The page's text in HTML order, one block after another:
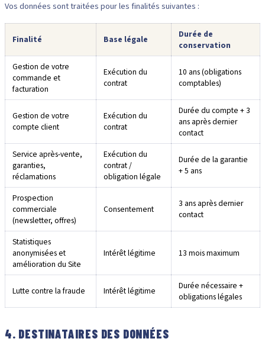
Vos données sont traitées pour les finalités suivantes :
Finalité Base légale
Durée de
conservation
Gestion de votre
commande et
facturation
Exécution du
contrat
10 ans (obligations
comptables)
Gestion de votre
compte client
Exécution du
contrat
Durée du compte + 3
ans après dernier
contact
Service après-vente,
garanties,
réclamations
Exécution du
contrat /
obligation légale
Durée de la garantie
+ 5 ans
Prospection
commerciale
(newsletter, offres)
Consentement
3 ans après dernier
contact
Statistiques
anonymisées et
amélioration du Site
Intérêt légitime 13 mois maximum
Lutte contre la fraude Intérêt légitime
Durée nécessaire +
obligations légales
4. DESTINATAIRES DES DONNÉES